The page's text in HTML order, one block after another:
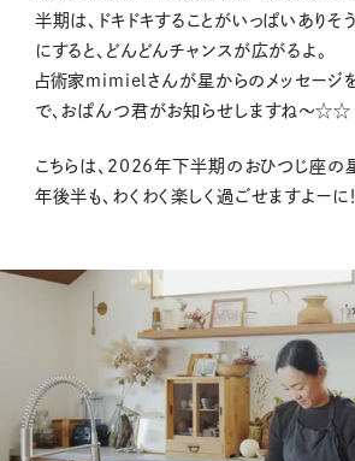
半期は、ドキドキすることがいっぱいありそ
にすると、どんどんチャンスが広がるよ。
占術家mimielさんが星からのメッセージ
で、おぱんつ君がお知らせしますね〜☆☆
こちらは、2026年下半期のおひつじ座
年後半も、わくわく楽しく過ごせますよーに！